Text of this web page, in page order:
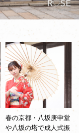
春の京都・八坂庚申堂
や八坂の塔で成人式振